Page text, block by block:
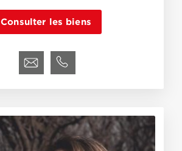
Consulter les biens